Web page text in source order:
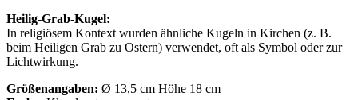
Heilig-Grab-Kugel:
In religiösem Kontext wurden ähnliche Kugeln in Kirchen (z. B.
beim Heiligen Grab zu Ostern) verwendet, oft als Symbol oder zur
Lichtwirkung.
Größenangaben: Ø 13,5 cm Höhe 18 cm